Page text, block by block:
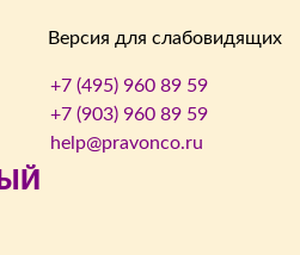
Версия для слабовидящих
+7 (495) 960 89 59
+7 (903) 960 89 59
help@pravonco.ru